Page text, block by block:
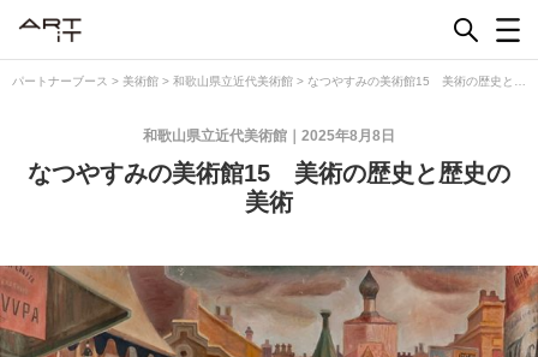
パートナーブース > 美術館 > 和歌山県立近代美術館 > なつやすみの美術館15 美術の歴史と歴
2025年8月8日
和歌山県立近代美術館
なつやすみの美術館15 美術の歴史と歴史の
美術